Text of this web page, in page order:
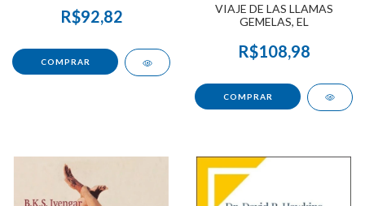
R$92,82
VIAJE DE LAS LLAMAS
GEMELAS, EL
R$108,98